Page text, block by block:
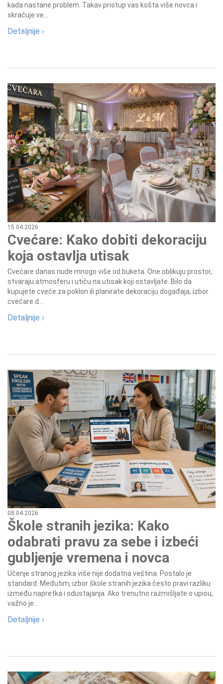
kada nastane problem. Takav pristup vas košta više novca i
skraćuje ve...
Detaljnije ›
15.04.2026
Cvećare: Kako dobiti dekoraciju
koja ostavlja utisak
Cvećare danas nude mnogo više od buketa. One oblikuju prostor,
stvaraju atmosferu i utiču na utisak koji ostavljate. Bilo da
kupujete cveće za poklon ili planirate dekoraciju događaja, izbor
cvećare d...
Detaljnije ›
08.04.2026
Škole stranih jezika: Kako
odabrati pravu za sebe i izbeći
gubljenje vremena i novca
Učenje stranog jezika više nije dodatna veština. Postalo je
standard. Međutim, izbor škole stranih jezika često pravi razliku
između napretka i odustajanja. Ako trenutno razmišljate o upisu,
važno je...
Detaljnije ›